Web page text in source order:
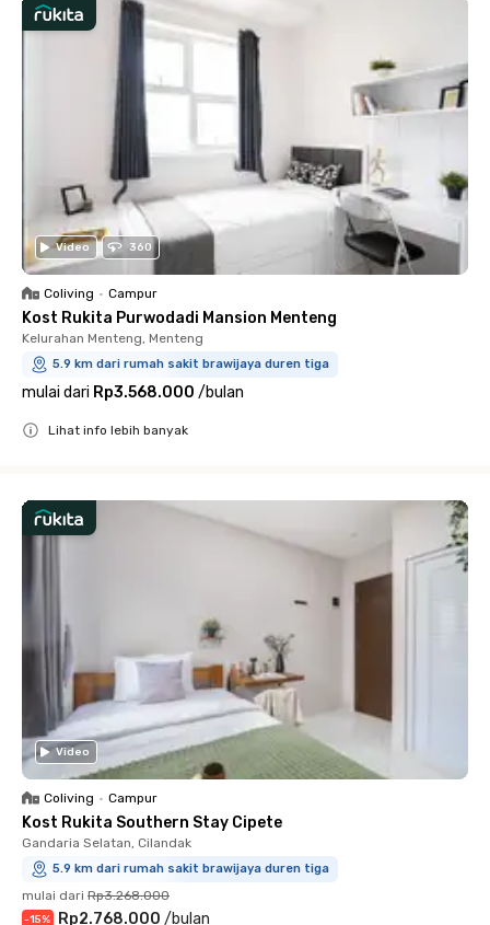
Video 360
Coliving • Campur
Kost Rukita Purwodadi Mansion Menteng
Kelurahan Menteng, Menteng
5.9 km dari rumah sakit brawijaya duren tiga
mulai dari Rp3.568.000 /bulan
Lihat info lebih banyak
Video
Coliving • Campur
Kost Rukita Southern Stay Cipete
Gandaria Selatan, Cilandak
5.9 km dari rumah sakit brawijaya duren tiga
mulai dari Rp3.268.000
-15% Rp2.768.000 /bulan